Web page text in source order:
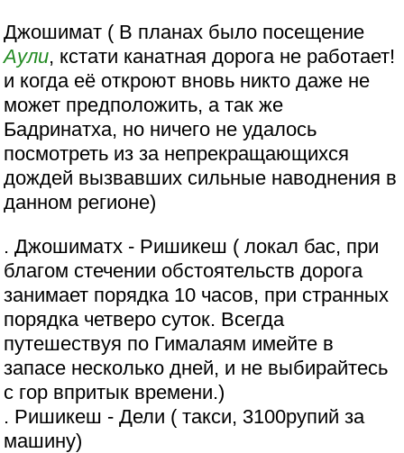
Джошимат ( В планах было посещение
Аули, кстати канатная дорога не работает!
и когда её откроют вновь никто даже не
может предположить, а так же
Бадринатха, но ничего не удалось
посмотреть из за непрекращающихся
дождей вызвавших сильные наводнения в
данном регионе)
. Джошиматх - Ришикеш ( локал бас, при
благом стечении обстоятельств дорога
занимает порядка 10 часов, при странных
порядка четверо суток. Всегда
путешествуя по Гималаям имейте в
запасе несколько дней, и не выбирайтесь
с гор впритык времени.)
. Ришикеш - Дели ( такси, 3100рупий за
машину)